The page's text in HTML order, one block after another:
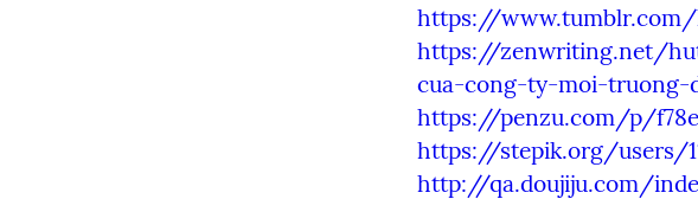
https://
https://zenwriting.net/
cua-cong-ty-moi-
https://penzu.com/p/
https://stepik.org/users/
http://qa.doujiju.com/